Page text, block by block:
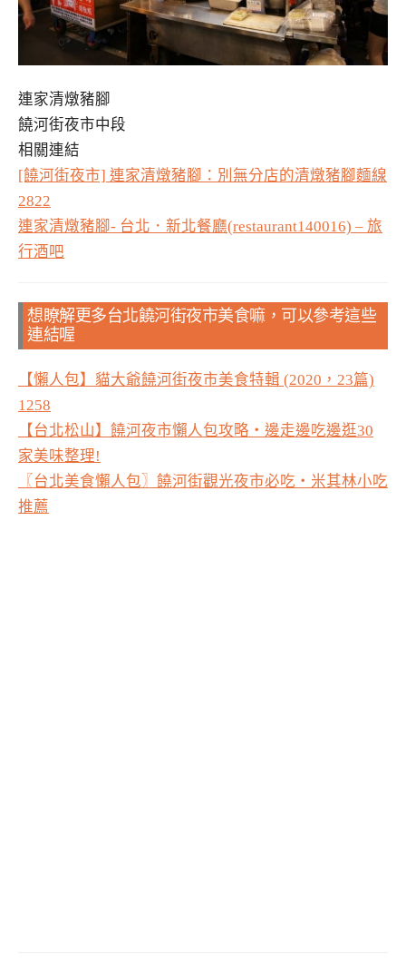
連家清燉豬腳
饒河街夜市中段
相關連結
[饒河街夜市] 連家清燉豬腳：別無分店的清燉豬腳麵線
2822
連家清燉豬腳- 台北．新北餐廳(restaurant140016) – 旅
行酒吧
想瞭解更多台北饒河街夜市美食嘛，可以參考這些
連結喔
【懶人包】貓大爺饒河街夜市美食特輯 (2020，23篇)
1258
【台北松山】饒河夜市懶人包攻略‧邊走邊吃邊逛30
家美味整理!
〖台北美食懶人包〗饒河街觀光夜市必吃・米其林小吃
推薦